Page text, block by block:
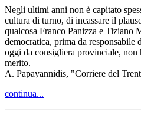
Negli ultimi anni non è capitato
cultura di turno, di incassare il
qualcosa Franco Panizza e Tiziano
democratica, prima da responsabile
oggi da consigliera provinciale, non
merito.
A. Papayannidis, "Corriere del
continua...